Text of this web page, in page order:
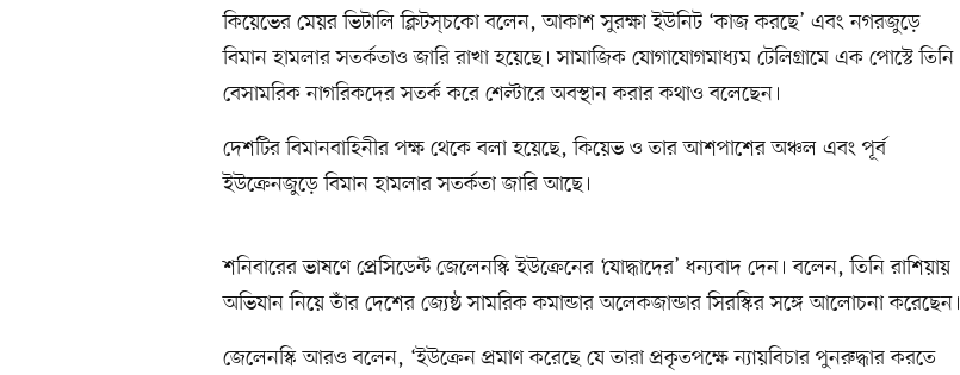
কিয়েভের মেয়র ভিটালি ক্লিটস্চকো বলেন, আকাশ সুরক্ষা ইউনিট ‘কাজ করছে’ এবং নগরজুড়ে
বিমান হামলার সতর্কতাও জারি রাখা হয়েছে। সামাজিক যোগাযোগমাধ্যম টেলিগ্রামে এক পোস্টে তিনি
বেসামরিক নাগরিকদের সতর্ক করে শেল্টারে অবস্থান করার কথাও বলেছেন।
দেশটির বিমানবাহিনীর পক্ষ থেকে বলা হয়েছে, কিয়েভ ও তার আশপাশের অঞ্চল এবং পূর্ব
ইউক্রেনজুড়ে বিমান হামলার সতর্কতা জারি আছে।
শনিবারের ভাষণে প্রেসিডেন্ট জেলেনস্কি ইউক্রেনের ‘যোদ্ধাদের’ ধন্যবাদ দেন। বলেন, তিনি রাশিয়ায়
অভিযান নিয়ে তাঁর দেশের জ্যেষ্ঠ সামরিক কমান্ডার অলেকজান্ডার সিরস্কির সঙ্গে আলোচনা করেছেন।
জেলেনস্কি আরও বলেন, ‘ইউক্রেন প্রমাণ করেছে যে তারা প্রকৃতপক্ষে ন্যায়বিচার পুনরুদ্ধার করতে